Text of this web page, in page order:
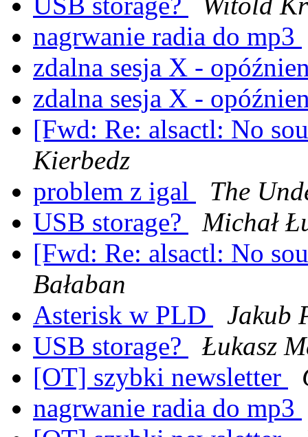
nagrwanie radia do mp3
zdalna sesja X -
zdalna sesja X -
[Fwd: Re: alsactl: No
Kierbedz
problem z igal
The
USB storage?
Michał
[Fwd: Re: alsactl: No
Bałaban
Asterisk w PLD
Jakub
USB storage?
Łukasz
[OT] szybki newsletter
nagrwanie radia do mp3